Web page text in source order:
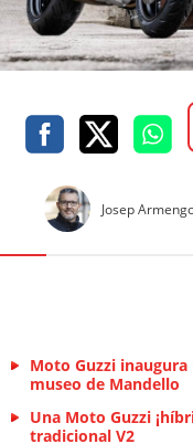
Josep
Moto Guzzi
museo de Mandello
Una Moto Guzzi
tradicional V2